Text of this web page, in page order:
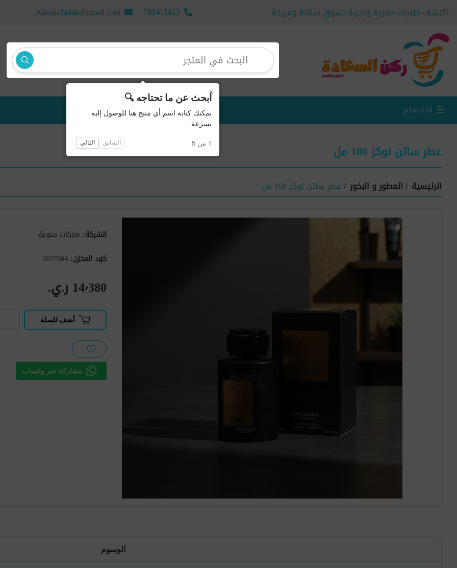
اكتشف منتجات مميزة وتجربة تسوق سهلة ومريحة 780415415
ruknals3adah@gmail.com
الأقسام منتجات جديدة
عطر ساتن لوكز 100 مل
الرئيسية /العطور و البخور /عطر ساتن لوكز 100 مل
الشركة: ماركات منوعة
كود المخزن: 2077664
14٬380 ر.ي.‏
أضف للسلة
مشاركة عبر واتساب
الوسوم
×ابحث عن ما تحتاجه 🔍
يمكنك كتابة اسم أي منتج هنا للوصول إليه
بسرعة.
1 من 5 السابق التالي